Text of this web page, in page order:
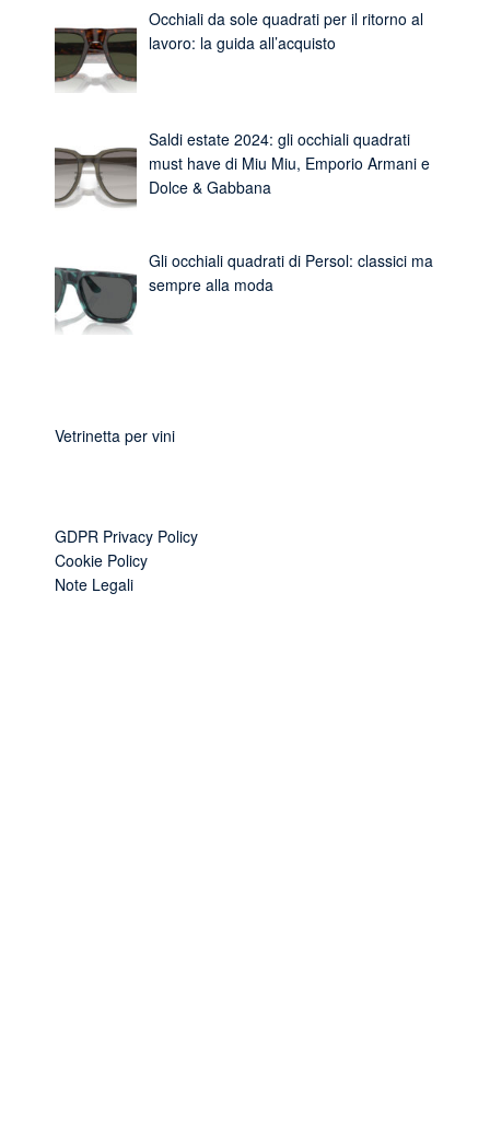
Occhiali da sole quadrati per il ritorno al
lavoro: la guida all’acquisto
Saldi estate 2024: gli occhiali quadrati
must have di Miu Miu, Emporio Armani e
Dolce & Gabbana
Gli occhiali quadrati di Persol: classici ma
sempre alla moda
Vetrinetta per vini
GDPR Privacy Policy
Cookie Policy
Note Legali